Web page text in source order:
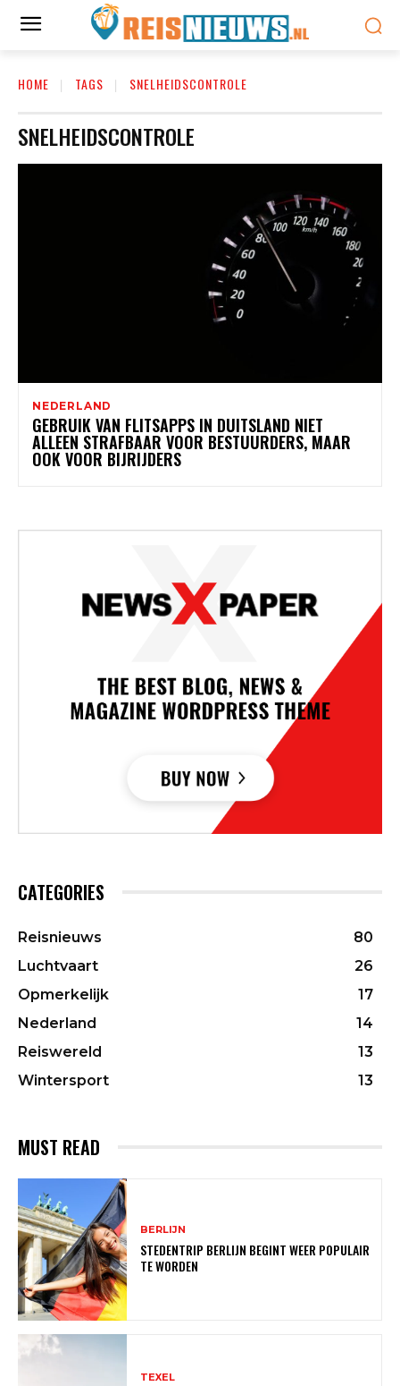
HOME TAGS SNELHEIDSCONTROLE
SNELHEIDSCONTROLE
NEDERLAND
GEBRUIK VAN FLITSAPPS IN DUITSLAND NIET
ALLEEN STRAFBAAR VOOR BESTUURDERS, MAAR
OOK VOOR BIJRIJDERS
CATEGORIES
Reisnieuws
80
Luchtvaart
26
Opmerkelijk
17
Nederland
14
Reiswereld
13
Wintersport
13
MUST READ
BERLIJN
STEDENTRIP BERLIJN BEGINT WEER POPULAIR
TE WORDEN
TEXEL